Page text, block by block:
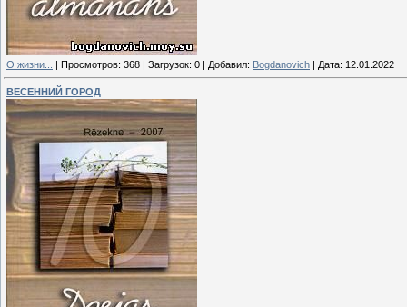
О жизни... | Просмотров: 368 | Загрузок: 0 | Добавил: Bogdanovich | Дата: 12.01.2022
ВЕСЕННИЙ ГОРОД